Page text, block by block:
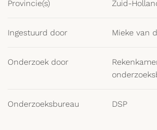
Provincie(s) Zuid-
Ingestuurd door Mieke van
Onderzoek door
Onderzoeksbureau DSP